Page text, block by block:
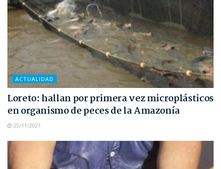
ACTUALIDAD
Loreto: hallan por primera vez microplásticos
en organismo de peces de la Amazonía
25/11/2021